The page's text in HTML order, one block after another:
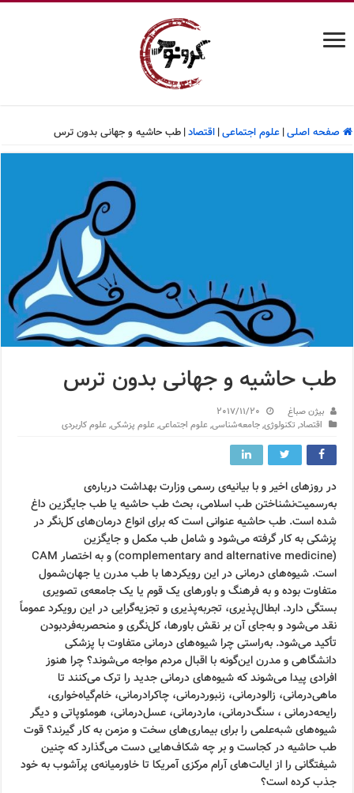
صفحه اصلی| علوم اجتماعی| اقتصاد| طب حاشیه و جهانی بدون ترس
طب حاشیه و جهانی بدون ترس
بیژن صباغ
2017/11/20
اقتصاد, تکنولوژی,جامعه‌شناسی,علوم اجتماعی,علوم پزشکی,علوم کاربردی
در روزهای اخیر و با بیانیه‌ی رسمی وزارت بهداشت درباره‌ی
به‌رسمیت‌نشناختن طب اسلامی، بحث طب حاشیه یا طب جایگزین داغ
شده است. طب حاشیه عنوانی است که برای انواع درمان‌های کل‌نگر در
پزشکی به کار گرفته می‌شود و شامل طب مکمل و جایگزین
(complementary and alternative medicine) و به اختصار CAM
است. شیوه‌های درمانی در این رویکردها با طب مدرن یا جهان‌شمول
متفاوت بوده و به فرهنگ و باورهای یک قوم یا یک جامعه‌ی تصویری
بستگی دارد. ابطال‌پذیری، تجربه‌پذیری و تجزیه‌گرایی در این رویکرد عموماً
نقد می‌شود و به‌جای آن بر نقش باورها، کل‌نگری و منحصربه‌فرد‌بودن
تأکید می‌شود. به‌‌راستی چرا شیوه‌های درمانی متفاوت با پزشکی
دانشگاهی و مدرن این‌گونه با اقبال مردم مواجه می‌شوند؟ چرا هنوز
افرادی پیدا می‌شوند که شیوه‌های درمانی جدید را ترک می‌کنند تا
ماهی‌‌درمانی، زالودرمانی، زنبور‌درمانی، چاکرا‌درمانی، خام‌گیاه‌خواری،
رایحه‌درمانی ، سنگ‌درمانی، ماردرمانی، عسل‌درمانی، هومئوپاتی و دیگر
شیوه‌های شبه‌علمی را برای بیماری‌های سخت و مزمن به کار گیرند؟ قوت
طب حاشیه در کجاست و بر چه شکاف‌هایی دست می‌گذارد که چنین
شیفتگانی را از ایالت‌های آرام مرکزی آمریکا تا خاورمیانه‌ی پرآشوب به خود
جذب کرده است؟